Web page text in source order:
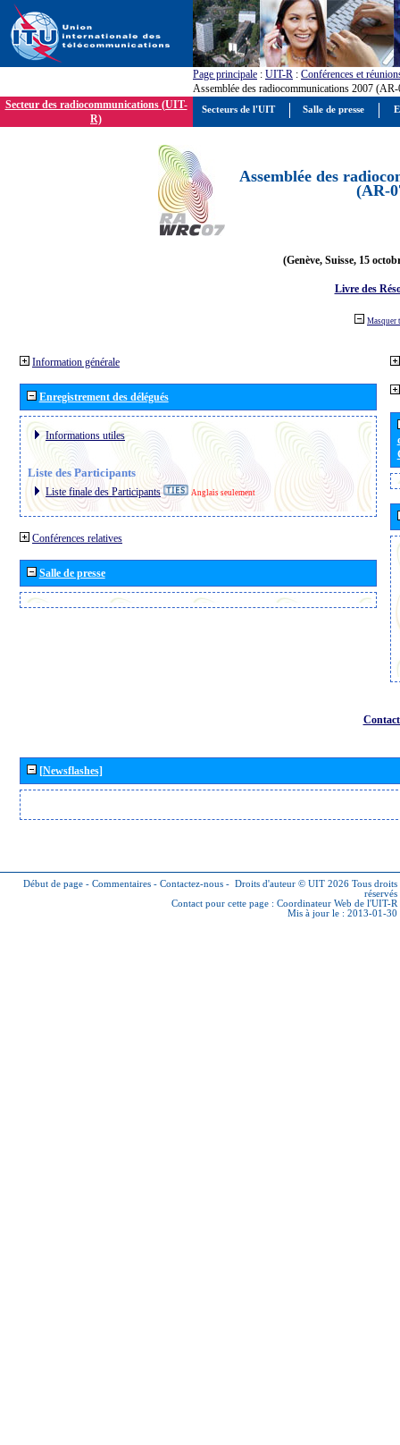
Page principale : UIT-R : Conférences et
Assemblée des radiocommunications 2007
Secteur des radiocommunications (UIT-
R)
Assemblée des
(AR-
(Genève, Suisse, 15
Livre des
Masquer
Information générale
Enregistrement des délégués
Informations utiles
Liste des Participants
Liste finale des Participants Anglais seulement
Conférences relatives
Salle de presse
[Newsflashes]
Début de page - Commentaires - Contactez-nous - Droits d'auteur © UIT 2026 Tous droits
réservés
Contact pour cette page : Coordinateur Web de l'UIT-R
Mis à jour le : 2013-01-30
Secteurs de l'UIT Salle de presse